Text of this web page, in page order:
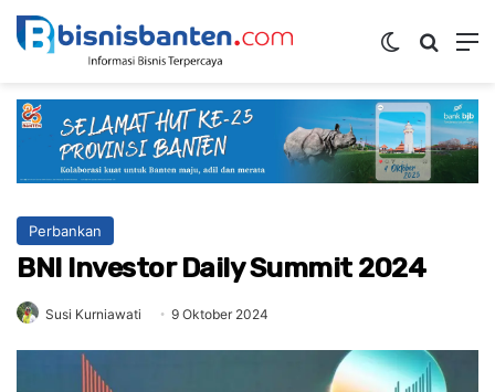
Switch skin
Perbankan
BNI Investor Daily Summit 2024
Susi Kurniawati 9 Oktober 2024